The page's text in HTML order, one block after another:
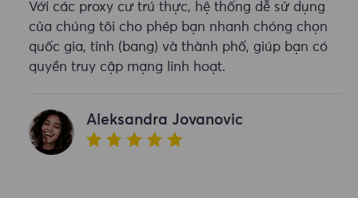
Với các proxy cư trú thực, hệ thống dễ sử dụng
của chúng tôi cho phép bạn nhanh chóng chọn
quốc gia, tỉnh (bang) và thành phố, giúp bạn có
quyền truy cập mạng linh hoạt.
Aleksandra Jovanovic